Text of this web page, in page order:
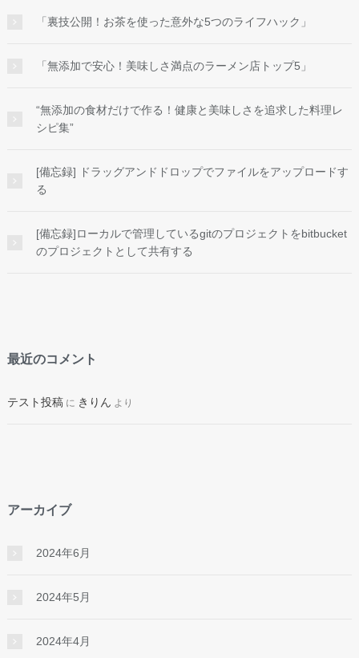
「裏技公開！お茶を使った意外な5つのライフハック」
「無添加で安心！美味しさ満点のラーメン店トップ5」
“無添加の食材だけで作る！健康と美味しさを追求した料理レ
シピ集”
[備忘録] ドラッグアンドドロップでファイルをアップロードす
る
[備忘録]ローカルで管理しているgitのプロジェクトをbitbucket
のプロジェクトとして共有する
最近のコメント
テスト投稿に きりん より
アーカイブ
2024年6月
2024年5月
2024年4月